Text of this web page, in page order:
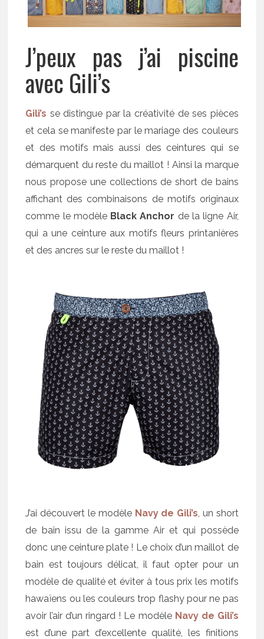
J’peux pas j’ai piscine
avec Gili’s
Gili’s se distingue par la créativité de ses pièces
et cela se manifeste par le mariage des couleurs
et des motifs mais aussi des ceintures qui se
démarquent du reste du maillot ! Ainsi la marque
nous propose une collections de short de bains
affichant des combinaisons de motifs originaux
comme le modèle Black Anchor de la ligne Air,
qui a une ceinture aux motifs fleurs printanières
et des ancres sur le reste du maillot !
J’ai découvert le modèle Navy de Gili’s, un short
de bain issu de la gamme Air et qui possède
donc une ceinture plate ! Le choix d’un maillot de
bain est toujours délicat, il faut opter pour un
modèle de qualité et éviter à tous prix les motifs
hawaïens ou les couleurs trop flashy pour ne pas
avoir l’air d’un ringard ! Le modèle Navy de Gili’s
est d’une part d’excellente qualité, les finitions